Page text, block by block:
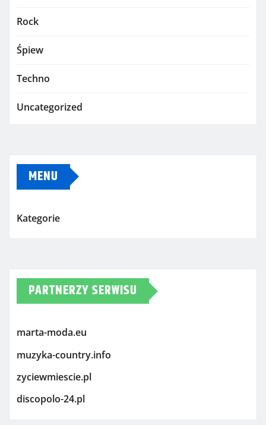
Rock
Śpiew
Techno
Uncategorized
MENU
Kategorie
PARTNERZY SERWISU
marta-moda.eu
muzyka-country.info
zyciewmiescie.pl
discopolo-24.pl